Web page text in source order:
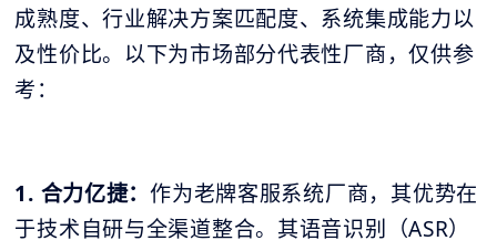
成熟度、行业解决方案匹配度、系统集成能力以
及性价比。以下为市场部分代表性厂商，仅供参
考：
1. 合力亿捷：作为老牌客服系统厂商，其优势在
于技术自研与全渠道整合。其语音识别（ASR）